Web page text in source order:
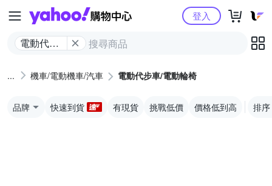
Yahoo購物中心
電動代步
椅
登入
機車/電動機車/汽車 電動代步車/電動輪椅
品牌 快速到貨 有現貨 挑戰低價 價格低到高 排序